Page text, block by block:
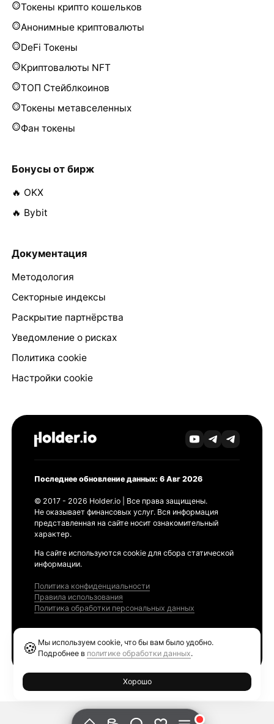
Токены крипто кошельков
Анонимные криптовалюты
DeFi Токены
Криптовалюты NFT
ТОП Стейблкоинов
Токены метавселенных
Фан токены
Бонусы от бирж
🔥 OKX
🔥 Bybit
Документация
Методология
Секторные индексы
Раскрытие партнёрства
Уведомление о рисках
Политика cookie
Настройки cookie
Последнее обновление данных: 6 Авг 2026
© 2017 - 2026 Holder.io | Все права защищены.
Не оказывает финансовых услуг. Вся информация
представленная на сайте носит ознакомительный
характер.
На сайте используются cookie для сбора статической
информации.
Политика конфиденциальности
Правила использования
Политика обработки персональных данных
🍪 Мы используем cookie, что бы вам было удобно.
Подробнее в политике обработки данных.
Хорошо
Ethereum GAS Tracker